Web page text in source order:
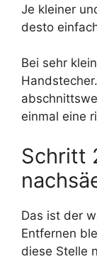
Je kleiner
desto
Bei sehr
einmal eine
Schritt
Das ist der
Entfernen
diese Stelle